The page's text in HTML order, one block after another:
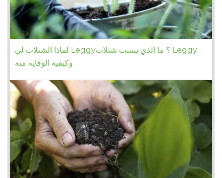
لماذا الشتلات لي Leggy؟ ما الذي يسبب شتلات Leggy
وكيفية الوقاية منه